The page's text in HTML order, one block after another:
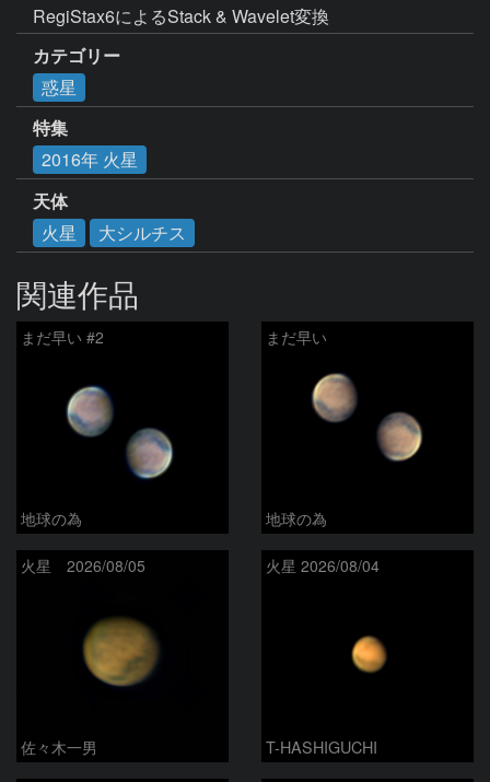
RegiStax6によるStack & Wavelet変換
カテゴリー
惑星
特集
2016年 火星
天体
火星
大シルチス
関連作品
まだ早い #2
地球の為
まだ早い
地球の為
火星 2026/08/05
佐々木一男
火星 2026/08/04
T-HASHIGUCHI